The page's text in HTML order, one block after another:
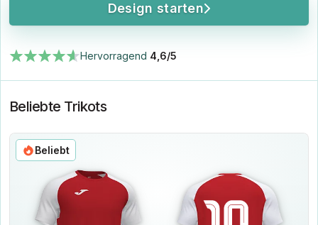
Design starten
Hervorragend 4,6/5
Beliebte Trikots
Beliebt